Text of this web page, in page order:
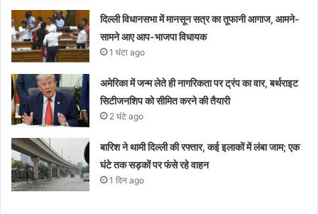
दिल्ली विधानसभा में मानसून सत्र का तूफानी आगाज, आमने-
सामने आए आप-भाजपा विधायक
1 घंटा ago
अमेरिका में जन्म लेते ही नागरिकता पर ट्रंप का वार, बर्थराइट
सिटीजनशिप को सीमित करने की तैयारी
2 घंटे ago
बारिश ने थामी दिल्ली की रफ्तार, कई इलाकों में लंबा जाम; एक
घंटे तक सड़कों पर फंसे रहे वाहन
1 दिन ago